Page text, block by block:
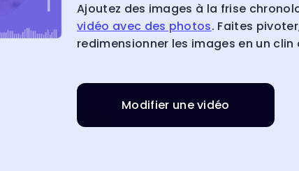
Ajoutez des images à la frise
vidéo avec des photos. Faites
redimensionner les images en un
Modifier une vidéo